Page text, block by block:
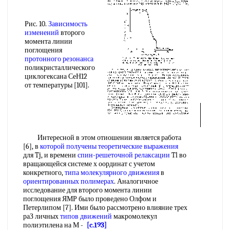
Рис. 10. Зависимость
изменений второго
момента линии
поглощения
протонного резонанса
поликристаллического
циклогексана СеН12
от температуры [101].
Интересной в этом отиошении является работа
[6], в которой полученытеоретические выражения
для Tj, и времени спин-решеточной релаксации Tl во
вращающейся системе х оординат с учетом
конкретного,типа молекулярногодвижеиияв
ориентированных полимерах. Аналогичное
исследование для второго момента линии
поглощения ЯМР было проведено Олфом и
Петерлипом [7]. Ими было рассмотрено влияние трех
раЗ личныхтипов движений макромолекул
полиэтилена на М -
[c.193]